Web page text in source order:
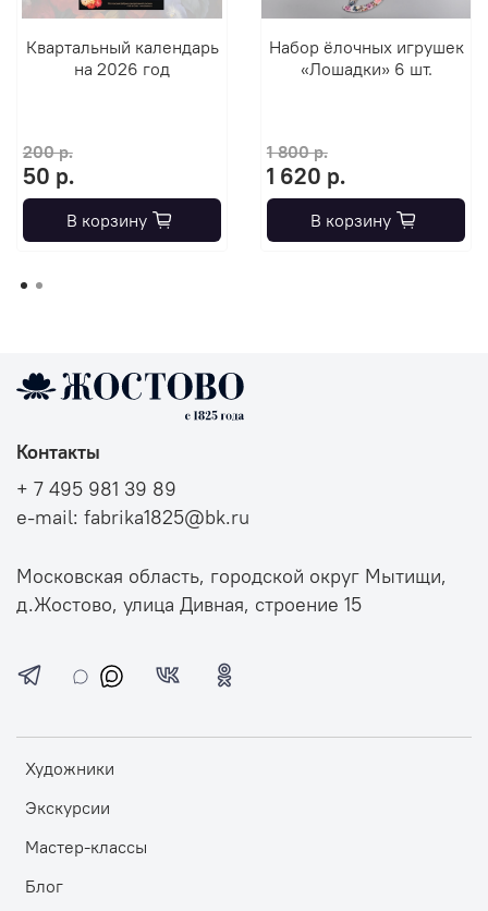
Квартальный календарь
на 2026 год
200 р.
50 р.
В корзину
Набор ёлочных игрушек
«Лошадки» 6 шт.
1 800 р.
1 620 р.
В корзину
Художники
Экскурсии
Мастер-классы
Блог
Контакты
+ 7 495 981 39 89
e-mail: fabrika1825@bk.ru
Московская область, городской округ Мытищи,
д.Жостово, улица Дивная, строение 15